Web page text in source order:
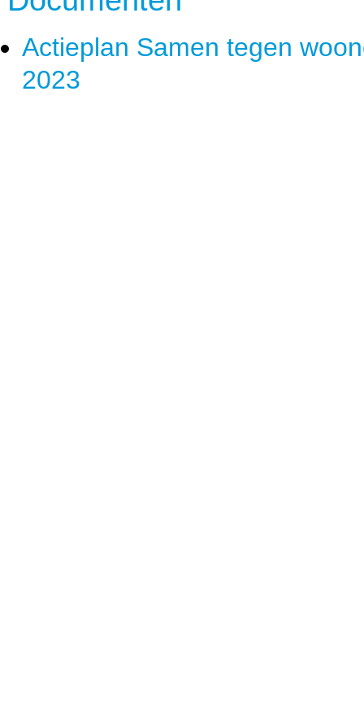
Actieplan Samen tegen
2023